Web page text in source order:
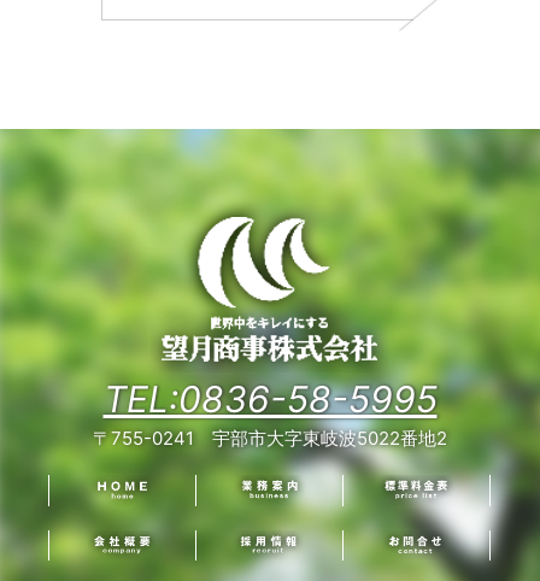
TEL:0836-58-5995
〒755-0241 宇部市大字東岐波5022番地2